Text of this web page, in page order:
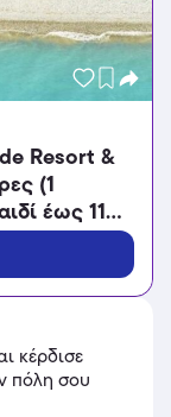
Resort &
(1
έως 11
κέρδισε
πόλη σου